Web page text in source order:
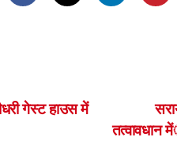
तत्वावधान
गेस्ट हाउस में